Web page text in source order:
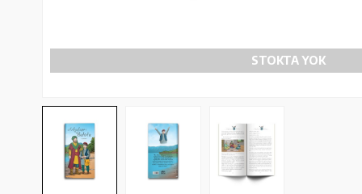
STOKTA YOK